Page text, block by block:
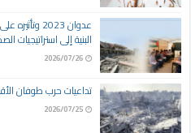
عدوان 2023
البنية إلى استراتيجيات
2026/07/26
تداعيات حرب طوفان
2026/07/25